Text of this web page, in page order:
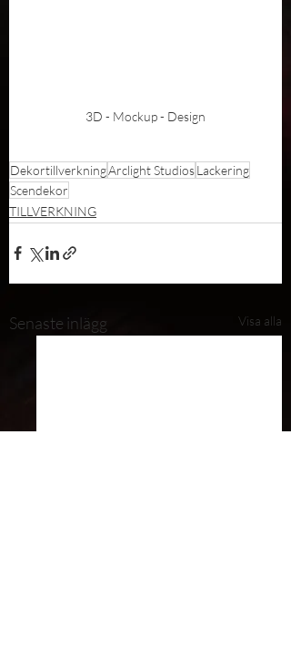
3D - Mockup - Design
DekortillverkningArclight StudiosLackering
Scendekor
TILLVERKNING
Senaste inlägg Visa alla